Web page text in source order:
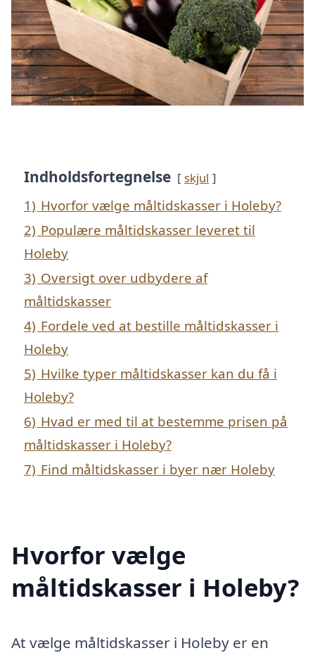
Indholdsfortegnelse skjul
1) Hvorfor vælge måltidskasser i Holeby?
2) Populære måltidskasser leveret til
Holeby
3) Oversigt over udbydere af
måltidskasser
4) Fordele ved at bestille måltidskasser i
Holeby
5) Hvilke typer måltidskasser kan du få i
Holeby?
6) Hvad er med til at bestemme prisen på
måltidskasser i Holeby?
7) Find måltidskasser i byer nær Holeby
Hvorfor vælge
måltidskasser i Holeby?
At vælge måltidskasser i Holeby er en